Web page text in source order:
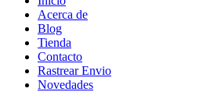
Acerca de
Blog
Tienda
Contacto
Rastrear Envio
Novedades